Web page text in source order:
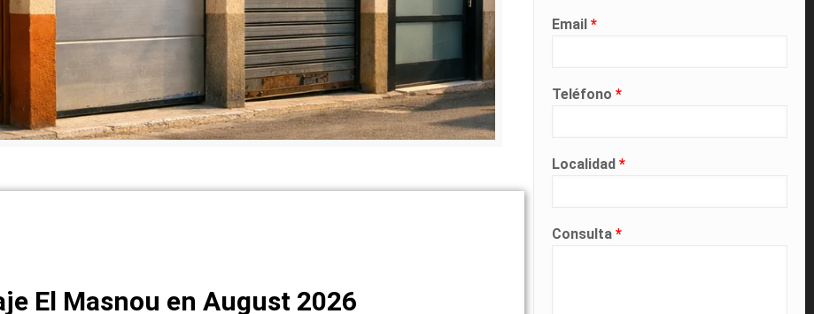
El Masnou en August 2026
Email*
Teléfono*
Localidad*
Consulta*